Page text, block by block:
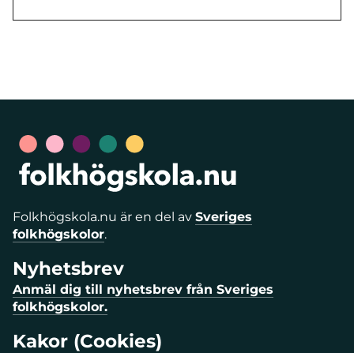
Folkhögskola.nu är en del av Sveriges
folkhögskolor.
Nyhetsbrev
Anmäl dig till nyhetsbrev från Sveriges
folkhögskolor.
Kakor (Cookies)